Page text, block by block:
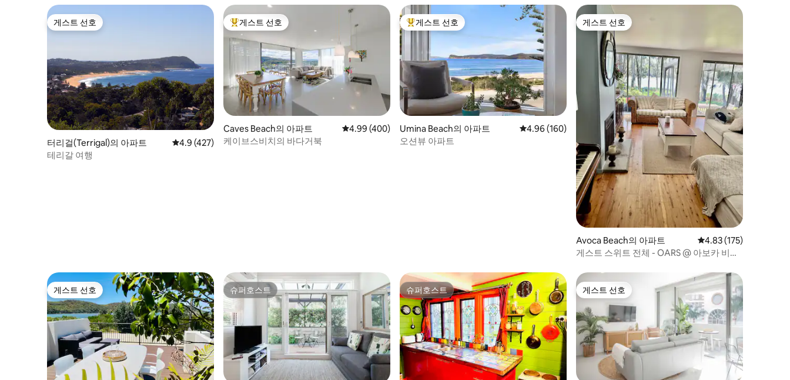
게스트 선호
게스트 선호
터리걸(Terrigal)의 아파트 평점 4.9점(5점 만점), 후기 427개
4.9 (427)
테리갈 여행
상위 게스트 선호
게스트 선호
Caves Beach의 아파트 평점 4.99점(5점 만점), 후기 400개
4.99 (400)
케이브스비치의 바다거북
상위 게스트 선호
게스트 선호
Umina Beach의 아파트 평점 4.96점(5점 만점), 후기 160개
4.96 (160)
오션뷰 아파트
게스트 선호
게스트 선호
Avoca Beach의 아파트 평점 4.83점(5점 만점),
4.83 (175)
게스트 스위트 전체 - OARS @ 아보카 비치
게스트 선호
게스트 선호 슈퍼호스트
슈퍼호스트 슈퍼호스트
슈퍼호스트 게스트 선호
게스트 선호